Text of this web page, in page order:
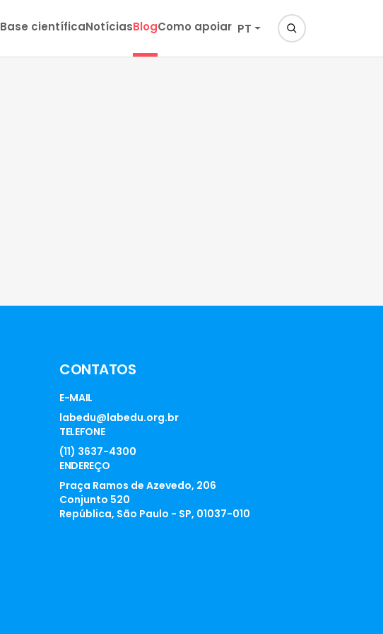
Base científicaNotíciasBlogComo apoiar PT
CONTATOS
E-MAIL
labedu@labedu.org.br
TELEFONE
(11) 3637-4300
ENDEREÇO
Praça Ramos de Azevedo, 206
Conjunto 520
República, São Paulo - SP, 01037-010